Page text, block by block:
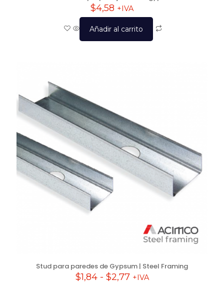
$4,58 +IVA
Añadir al carrito
Stud para paredes de Gypsum | Steel Framing
$1,84 - $2,77 +IVA